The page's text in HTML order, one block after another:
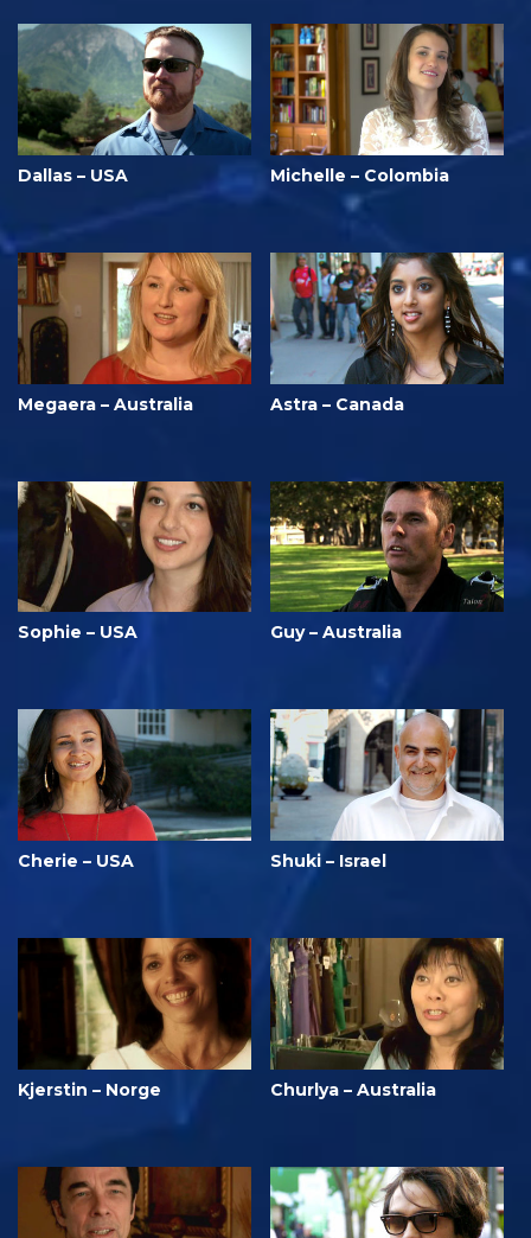
Dallas – USA Michelle – Colombia
Megaera – Australia Astra – Canada
Sophie – USA Guy – Australia
Cherie – USA Shuki – Israel
Kjerstin – Norge Churlya – Australia